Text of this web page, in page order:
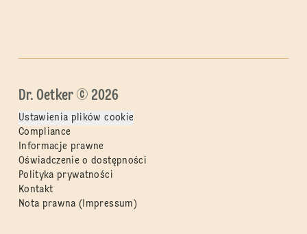
Dr. Oetker © 2026
Ustawienia plików cookie
Compliance
Informacje prawne
Oświadczenie o dostępności
Polityka prywatności
Kontakt
Nota prawna (Impressum)